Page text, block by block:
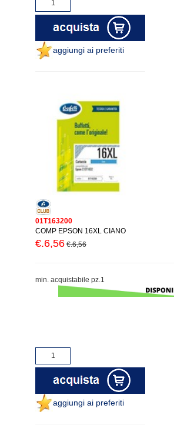
aggiungi ai preferiti
01T163200
COMP EPSON 16XL CIANO
€.6,56 €.6,56
min. acquistabile pz.1
aggiungi ai preferiti